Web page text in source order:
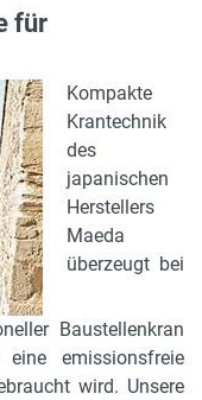
für
Kompakte
Krantechnik
des
japanischen
Herstellers
Maeda
überzeugt bei
Baustellenkran
emissionsfreie
wird. Unsere